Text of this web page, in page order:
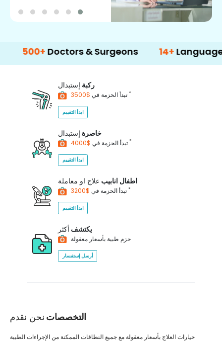
Doctors & Surgeons 14+ Language
ركبة إستبدال
تبدأ الحزمة في *
ابدأ التقييم
خاصرة إستبدال
تبدأ الحزمة في *
ابدأ التقييم
اطفال انابيب علاج او معاملة
تبدأ الحزمة في *
ابدأ التقييم
يكتشف أكثر
حزم طبية بأسعار معقولة
أرسل إستفسار
التخصصات نحن نقدم
خيارات العلاج بأسعار معقولة مع جميع النطاقات الممكنة من الإجراءات الطبية